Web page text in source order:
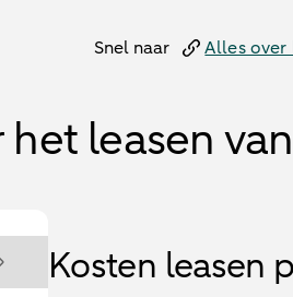
Snel naar Alles over
het leasen
Kosten leasen